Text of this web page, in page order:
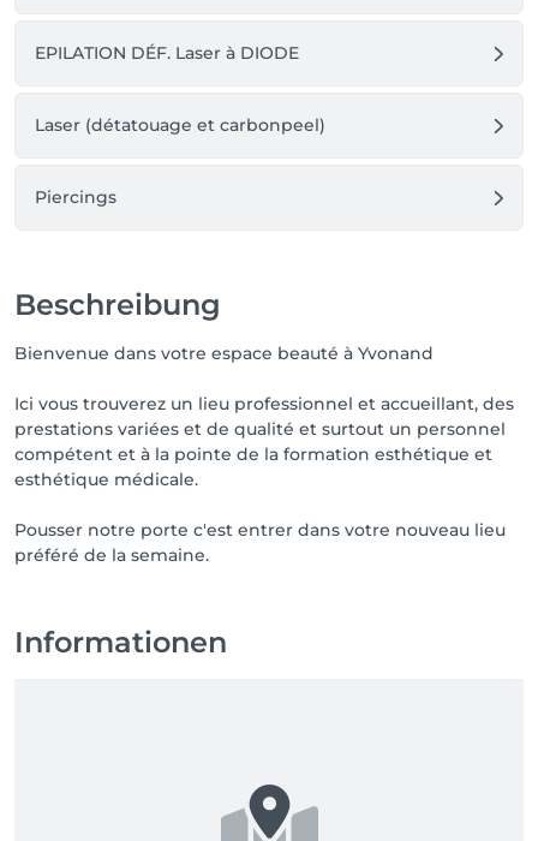
EPILATION DÉF. Laser à DIODE
Laser (détatouage et carbonpeel)
Piercings
Beschreibung
Bienvenue dans votre espace beauté à Yvonand
Ici vous trouverez un lieu professionnel et accueillant, des
prestations variées et de qualité et surtout un personnel
compétent et à la pointe de la formation esthétique et
esthétique médicale.
Pousser notre porte c'est entrer dans votre nouveau lieu
préféré de la semaine.
Informationen